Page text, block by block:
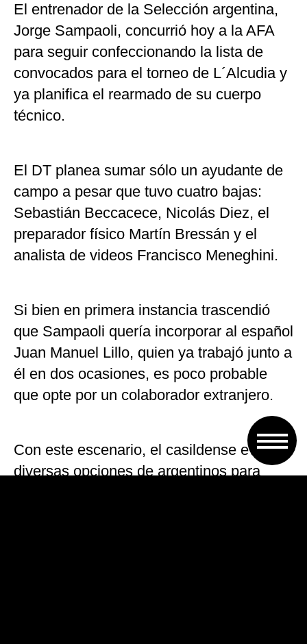
El entrenador de la Selección argentina,
Jorge Sampaoli, concurrió hoy a la AFA
para seguir confeccionando la lista de
convocados para el torneo de L´Alcudia y
ya planifica el rearmado de su cuerpo
técnico.
El DT planea sumar sólo un ayudante de
campo a pesar que tuvo cuatro bajas:
Sebastián Beccacece, Nicolás Diez, el
preparador físico Martín Bressán y el
analista de videos Francisco Meneghini.
Si bien en primera instancia trascendió
que Sampaoli quería incorporar al español
Juan Manuel Lillo, quien ya trabajó junto a
él en dos ocasiones, es poco probable
que opte por un colaborador extranjero.
Con este escenario, el casildense evalúa
diversas opciones de argentinos para